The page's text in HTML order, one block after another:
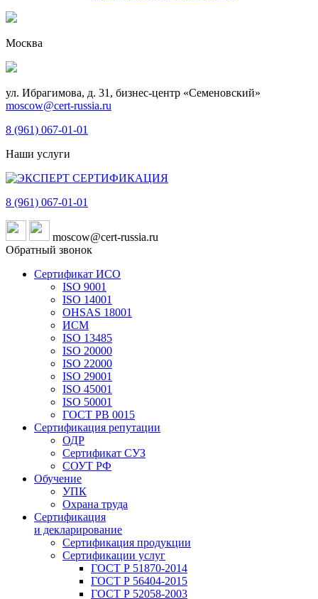
Москва
ул. Ибрагимова, д. 31, бизнес-центр «Семеновский»
moscow@cert-russia.ru
8 (961) 067-01-01
Наши услуги
8 (961) 067-01-01
moscow@cert-russia.ru
Обратный звонок
Сертификат ИСО
ISO 9001
ISO 14001
OHSAS 18001
ИСМ
ISO 13485
ISO 20000
ISO 22000
ISO 29001
ISO 45001
ISO 50001
ГОСТ РВ 0015
Сертификация репутации
ОДР
Сертификат СУЗ
СОУТ РФ
Обучение
УПК
Охрана труда
Сертификация
и декларирование
Сертификация продукции
Сертификации услуг
ГОСТ Р 51870-2014
ГОСТ Р 56404-2015
ГОСТ Р 52058-2003